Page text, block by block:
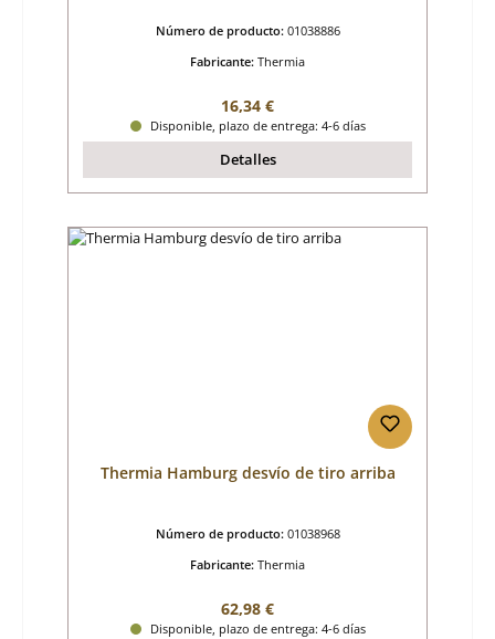
Número de producto: 01038886
Fabricante: Thermia
Precio normal:
16,34 €
Disponible, plazo de entrega: 4-6 días
Detalles
Thermia Hamburg desvío de tiro arriba
Número de producto: 01038968
Fabricante: Thermia
Precio normal:
62,98 €
Disponible, plazo de entrega: 4-6 días